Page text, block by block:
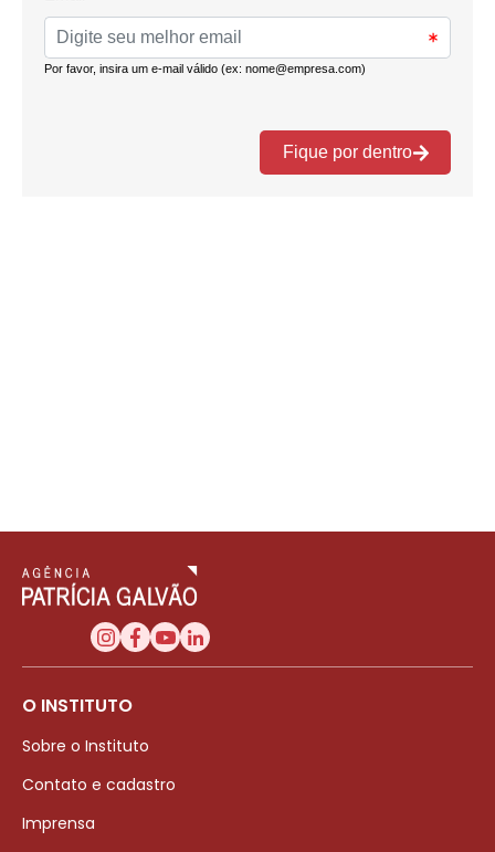
O INSTITUTO
Sobre o Instituto
Contato e cadastro
Imprensa